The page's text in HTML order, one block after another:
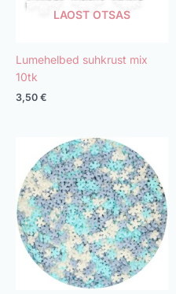
LAOST OTSAS
Lumehelbed suhkrust mix
10tk
3,50 €